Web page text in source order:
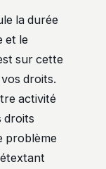
la durée
et le
sur cette
droits.
activité
droits
problème